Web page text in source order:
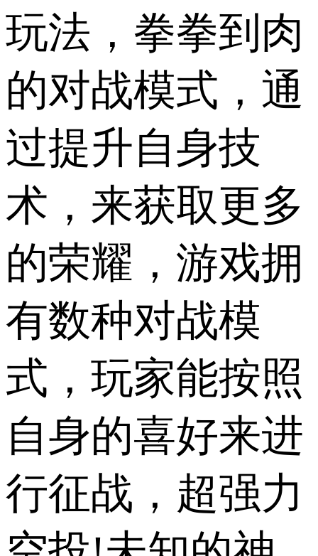
玩法，拳拳到肉
的对战模式，通
过提升自身技
术，来获取更多
的荣耀，游戏拥
有数种对战模
式，玩家能按照
自身的喜好来进
行征战，超强力